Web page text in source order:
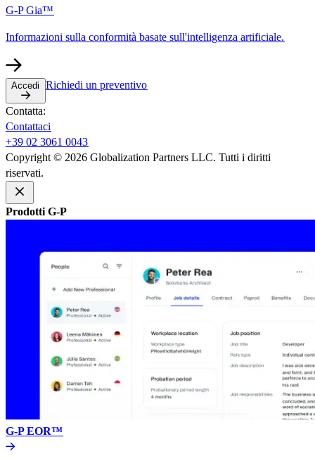
G-P Gia™​​
Informazioni sulla conformità basate sull'intelligenza artificiale.​​
Accedi​​ Richiedi un preventivo​​
Contatta:​​
Contattaci​​
+39 02 3061 0043​​
Copyright © 2026 Globalization Partners LLC. Tutti i diritti
riservati.​​
Prodotti G-P​​
G-P EOR™​​